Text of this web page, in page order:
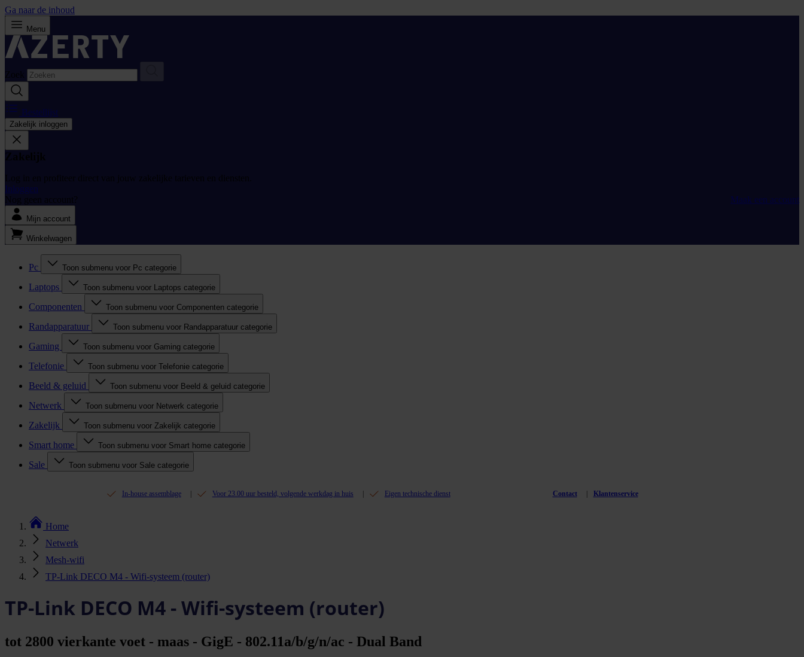
Ga naar de inhoud
Menu
Zoek
Bestellijst
Zakelijk inloggen
Zakelijk
Log in en profiteer direct van jouw zakelijke tarieven en diensten.
Inloggen
Nog geen account?
Maak een account
Mijn account
Winkelwagen
Pc Toon submenu voor Pc categorie
Laptops Toon submenu voor Laptops categorie
Componenten Toon submenu voor Componenten categorie
Randapparatuur Toon submenu voor Randapparatuur categorie
Gaming Toon submenu voor Gaming categorie
Telefonie Toon submenu voor Telefonie categorie
Beeld & geluid Toon submenu voor Beeld & geluid categorie
Netwerk Toon submenu voor Netwerk categorie
Zakelijk Toon submenu voor Zakelijk categorie
Smart home Toon submenu voor Smart home categorie
Sale Toon submenu voor Sale categorie
In-house assemblage Voor 23.00 uur besteld, volgende werkdag in huis Eigen technische dienst Contact Klantenservice
Home
Netwerk
Mesh-wifi
TP-Link DECO M4 - Wifi-systeem (router)
TP-Link DECO M4 - Wifi-systeem (router)
tot 2800 vierkante voet - maas - GigE - 802.11a/b/g/n/ac - Dual Band